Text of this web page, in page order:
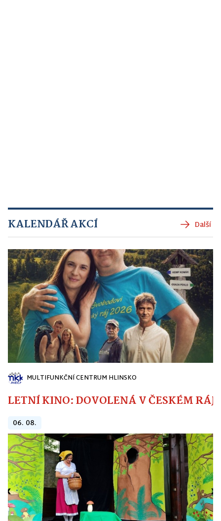
KALENDÁŘ AKCÍ Další
MULTIFUNKČNÍ CENTRUM HLINSKO
LETNÍ KINO: DOVOLENÁ V ČESKÉM RÁJI
06. 08.